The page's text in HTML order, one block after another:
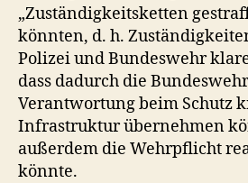
„Zuständigkeitsketten
könnten, d. h.
Polizei und Bundeswehr
dass dadurch die
Verantwortung beim Schutz
Infrastruktur übernehmen
außerdem die Wehrpflicht
könnte.